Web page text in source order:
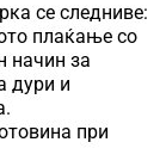
се следниве:
плаќање со
начин за
дури и
при